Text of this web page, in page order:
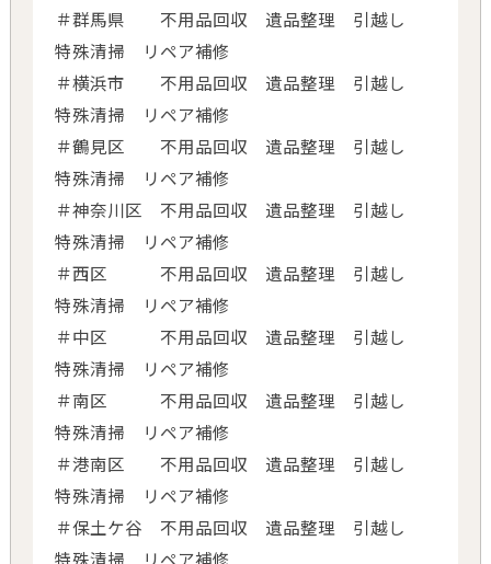
＃群馬県 不用品回収 遺品整理 引越し
特殊清掃 リペア補修
＃横浜市 不用品回収 遺品整理 引越し
特殊清掃 リペア補修
＃鶴見区 不用品回収 遺品整理 引越し
特殊清掃 リペア補修
＃神奈川区 不用品回収 遺品整理 引越し
特殊清掃 リペア補修
＃西区 不用品回収 遺品整理 引越し
特殊清掃 リペア補修
＃中区 不用品回収 遺品整理 引越し
特殊清掃 リペア補修
＃南区 不用品回収 遺品整理 引越し
特殊清掃 リペア補修
＃港南区 不用品回収 遺品整理 引越し
特殊清掃 リペア補修
＃保土ケ谷 不用品回収 遺品整理 引越し
特殊清掃 リペア補修